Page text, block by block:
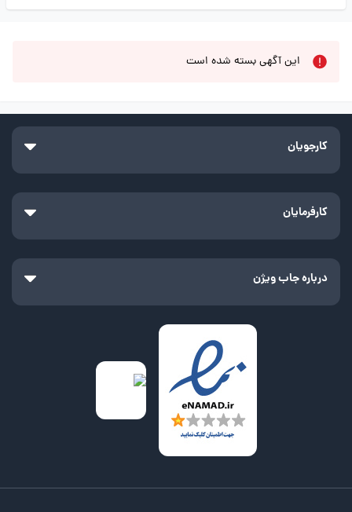
این آگهی بسته شده است
کارجویان
کارفرمایان
درباره جاب ویژن